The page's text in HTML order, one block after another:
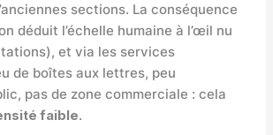
sections. La conséquence
déduit l’échelle humaine à l’œil nu
et via les services
de boîtes aux lettres, peu
pas de zone commerciale : cela
faible.